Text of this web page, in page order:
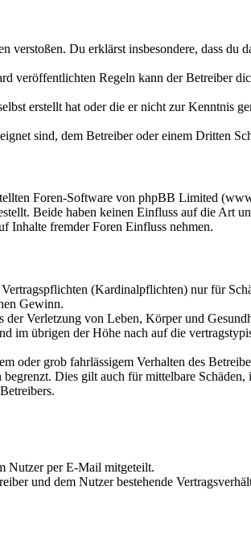
Du erklärst insbesondere, dass du
veröffentlichten Regeln kann der Betreiber
erstellt hat oder die er nicht zur Kenntnis
sind, dem Betreiber oder einem Dritten
Foren-Software von phpBB Limited
Beide haben keinen Einfluss auf die Art
Inhalte fremder Foren Einfluss nehmen.
(Kardinalpflichten) nur für
Gewinn.
der Verletzung von Leben, Körper und
im übrigen der Höhe nach auf die
oder grob fahrlässigem Verhalten des
Dies gilt auch für mittelbare Schäden,
Nutzer per E-Mail mitgeteilt.
und dem Nutzer bestehende